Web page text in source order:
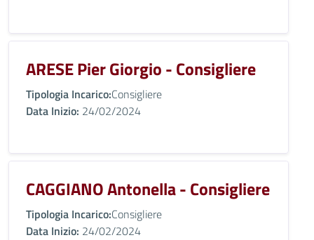
ARESE Pier Giorgio - Consigliere
Tipologia Incarico:Consigliere
Data Inizio: 24/02/2024
CAGGIANO Antonella - Consigliere
Tipologia Incarico:Consigliere
Data Inizio: 24/02/2024